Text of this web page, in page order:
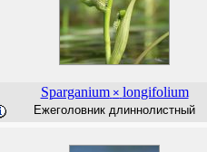
Sparganium × longifolium
Ежеголовник длиннолистный